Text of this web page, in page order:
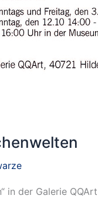
in der Galerie